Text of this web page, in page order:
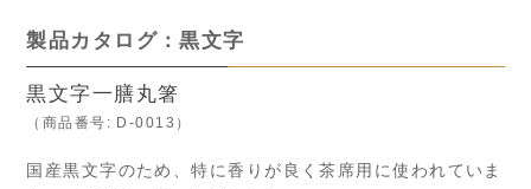
製品カタログ：黒文字
黒文字一膳丸箸
（商品番号: D-0013）
国産黒文字のため、特に香りが良く茶席用に使われていま